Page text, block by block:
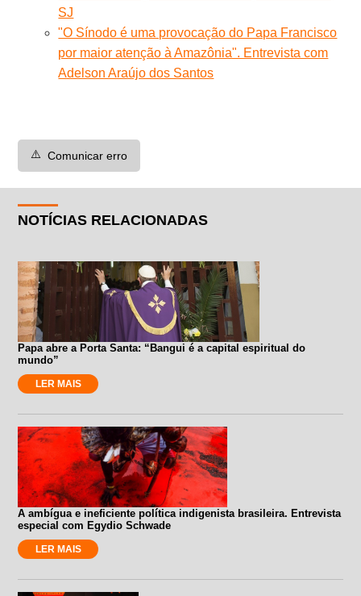
SJ
"O Sínodo é uma provocação do Papa Francisco
por maior atenção à Amazônia". Entrevista com
Adelson Araújo dos Santos
⚠️ Comunicar erro
NOTÍCIAS RELACIONADAS
Papa abre a Porta Santa: “Bangui é a capital espiritual do
mundo”
LER MAIS
A ambígua e ineficiente política indigenista brasileira. Entrevista
especial com Egydio Schwade
LER MAIS